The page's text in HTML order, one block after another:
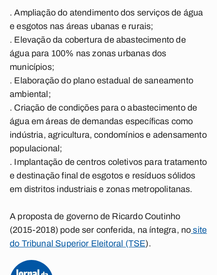
. Ampliação do atendimento dos serviços de água
e esgotos nas áreas ubanas e rurais;
. Elevação da cobertura de abastecimento de
água para 100% nas zonas urbanas dos
municípios;
. Elaboração do plano estadual de saneamento
ambiental;
. Criação de condições para o abastecimento de
água em áreas de demandas específicas como
indústria, agricultura, condomínios e adensamento
populacional;
. Implantação de centros coletivos para tratamento
e destinação final de esgotos e resíduos sólidos
em distritos industriais e zonas metropolitanas.
A proposta de governo de Ricardo Coutinho
(2015-2018) pode ser conferida, na íntegra, no site
do Tribunal Superior Eleitoral (TSE).